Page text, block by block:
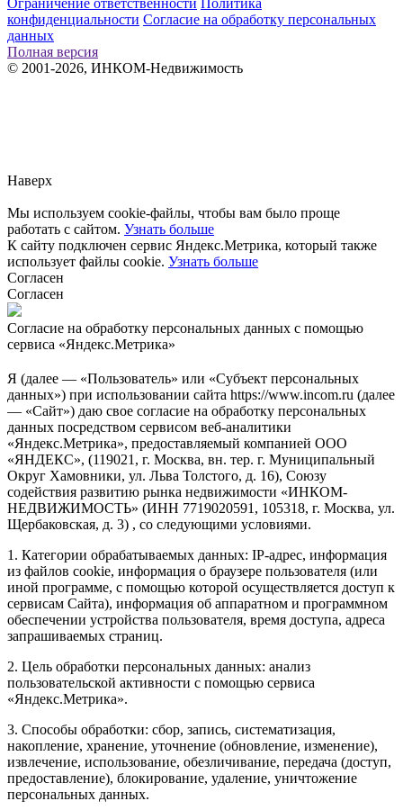
конфиденциальности Согласие на обработку персональных
данных
Полная версия
© 2001-2026, ИНКОМ-Недвижимость
Наверх
Мы используем cookie-файлы, чтобы вам было проще
работать с сайтом. Узнать больше
К сайту подключен сервис Яндекс.Метрика, который также
использует файлы cookie. Узнать больше
Согласен
Согласен
Согласие на обработку персональных данных с помощью
сервиса «Яндекс.Метрика»
Я (далее — «Пользователь» или «Субъект персональных
данных») при использовании сайта https://www.incom.ru (далее
— «Сайт») даю свое согласие на обработку персональных
данных посредством сервисом веб-аналитики
«Яндекс.Метрика», предоставляемый компанией ООО
«ЯНДЕКС», (119021, г. Москва, вн. тер. г. Муниципальный
Округ Хамовники, ул. Льва Толстого, д. 16), Союзу
содействия развитию рынка недвижимости «ИНКОМ-
НЕДВИЖИМОСТЬ» (ИНН 7719020591, 105318, г. Москва, ул.
Щербаковская, д. 3) , со следующими условиями.
1. Категории обрабатываемых данных: IP-адрес, информация
из файлов cookie, информация о браузере пользователя (или
иной программе, с помощью которой осуществляется доступ к
сервисам Сайта), информация об аппаратном и программном
обеспечении устройства пользователя, время доступа, адреса
запрашиваемых страниц.
2. Цель обработки персональных данных: анализ
пользовательской активности с помощью сервиса
«Яндекс.Метрика».
3. Способы обработки: сбор, запись, систематизация,
накопление, хранение, уточнение (обновление, изменение),
извлечение, использование, обезличивание, передача (доступ,
предоставление), блокирование, удаление, уничтожение
персональных данных.